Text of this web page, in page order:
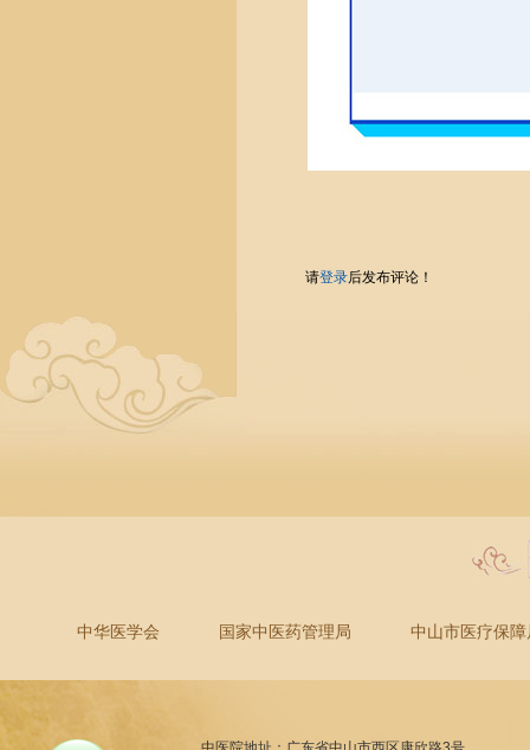
请登录后发布评论！
中华医学会 国家中医药管理局 中山市医疗保障